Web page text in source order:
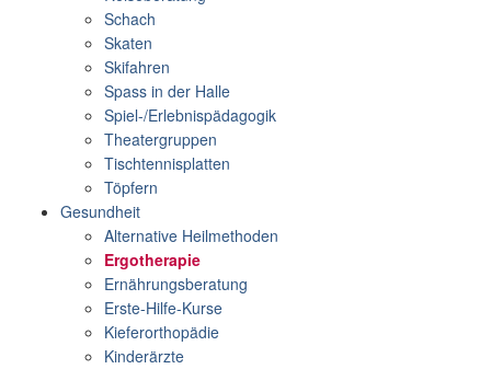
Schach
Skaten
Skifahren
Spass in der Halle
Spiel-/Erlebnispädagogik
Theatergruppen
Tischtennisplatten
Töpfern
Gesundheit
Alternative Heilmethoden
Ergotherapie
Ernährungsberatung
Erste-Hilfe-Kurse
Kieferorthopädie
Kinderärzte